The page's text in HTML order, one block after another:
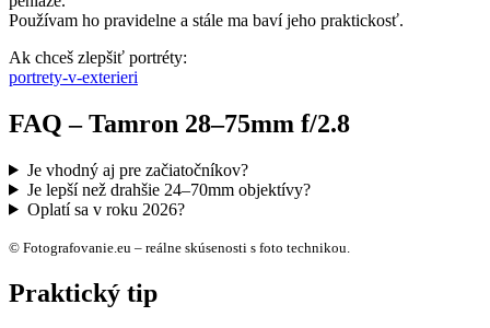
Používam ho pravidelne a stále ma baví jeho praktickosť.
Ak chceš zlepšiť portréty:
portrety-v-exterieri
FAQ – Tamron 28–75mm f/2.8
Je vhodný aj pre začiatočníkov?
Je lepší než drahšie 24–70mm objektívy?
Oplatí sa v roku 2026?
© Fotografovanie.eu – reálne skúsenosti s foto technikou.
Praktický tip